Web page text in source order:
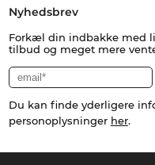
Nyhedsbrev
Forkæl din indbakke med
tilbud og meget mere
Du kan finde yderligere
personoplysninger her.